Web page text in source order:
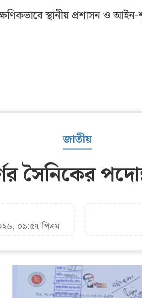
স্থানীয় প্রশাসন ও আইন-
জাতীয়
সৈনিকের
০৯:৫৭ পিএম